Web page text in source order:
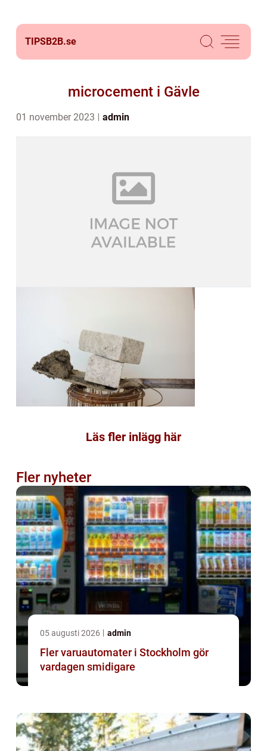
TIPSB2B.se
microcement i Gävle
01 november 2023 admin
Läs fler inlägg här
Fler nyheter
05 augusti 2026 admin
Fler varuautomater i Stockholm gör
vardagen smidigare